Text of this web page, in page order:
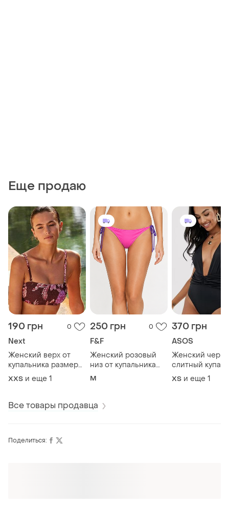
Еще продаю
190 грн 0
Next
Женский верх от
купальника размер
xxs-xs
XХS и еще 1
250 грн 0
F&F
Женский розовый
низ от купальника
размер м
M
370 грн
ASOS
Женский
слитный
размер xs-s
ХS и еще 1
Все товары продавца
Поделиться: